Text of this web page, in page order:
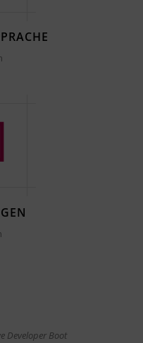
Developer Boot